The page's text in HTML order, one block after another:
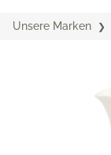
Unsere Marken